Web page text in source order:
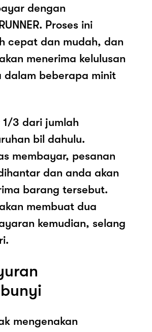
dengan
Proses ini
cepat dan mudah, dan
menerima kelulusan
dalam beberapa minit
1/3 dari jumlah
bil dahulu.
membayar, pesanan
dan anda akan
barang tersebut.
membuat dua
kemudian, selang
mengenakan